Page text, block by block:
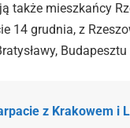
także mieszkańcy
14 grudnia, z
z Krakowem i